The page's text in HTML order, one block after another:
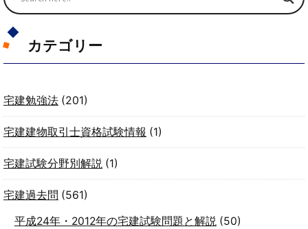
カテゴリー
宅建勉強法 (201)
宅建建物取引士資格試験情報 (1)
宅建試験分野別解説 (1)
宅建過去問 (561)
平成24年・2012年の宅建試験問題と解説(50)